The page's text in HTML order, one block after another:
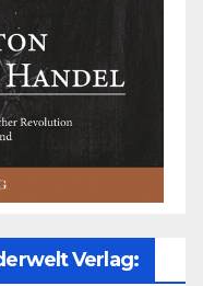
Verlag: